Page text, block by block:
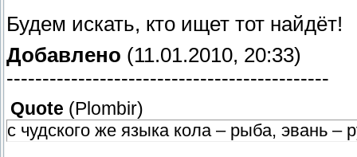
Будем искать, кто ищет тот найдёт!
Добавлено (11.01.2010, 20:33)
---------------------------------------------
Quote (Plombir)
с чудского же языка кола – рыба, эвань –